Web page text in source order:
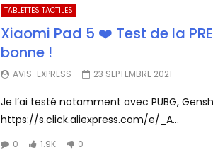
TABLETTES TACTILES
Xiaomi Pad 5 ❤️ Test de la
bonne !
AVIS-EXPRESS 23 SEPTEMBRE 2021
Je l’ai testé notamment avec PUBG,
https://s.click.aliexpress.com/e/_A...
0 1.9K 0